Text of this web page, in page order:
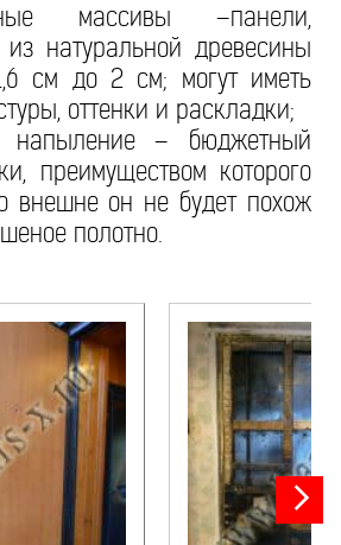
массивы –панели,
из натуральной древесины
см до 2 см; могут иметь
оттенки и раскладки;
напыление – бюджетный
преимуществом которого
внешне он не будет похож
полотно.